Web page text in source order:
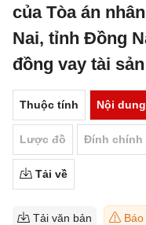
của Tòa án
Nai, tỉnh Đồng
đồng vay tài sản
Thuộc tính Nội dung
Lược đồ Đính chính
Tải về
Tải văn bản